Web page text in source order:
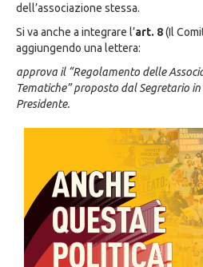
dell’associazione stessa.
Si va anche a integrare l’art. 8(Il
aggiungendo una lettera:
approva il “Regolamento delle
Tematiche” proposto dal Segretario in
Presidente.